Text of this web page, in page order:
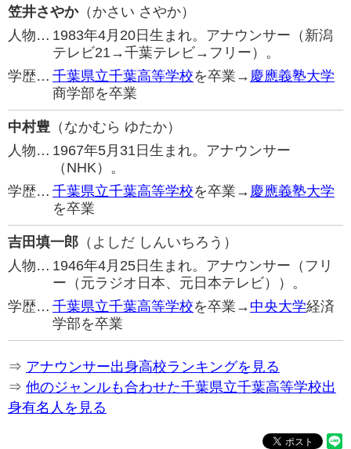
笠井さやか（かさい さやか）
人物… 1983年4月20日生まれ。アナウンサー（新潟
テレビ21→千葉テレビ→フリー）。
学歴… 千葉県立千葉高等学校を卒業→ 慶應義塾大学
商学部を卒業
中村豊 （なかむら ゆたか）
人物… 1967年5月31日生まれ。アナウンサー
（NHK）。
学歴… 千葉県立千葉高等学校を卒業→ 慶應義塾大学
を卒業
吉田填一郎 （よしだ しんいちろう）
人物… 1946年4月25日生まれ。アナウンサー（フリ
ー（元ラジオ日本、元日本テレビ））。
学歴… 千葉県立千葉高等学校を卒業→ 中央大学経済
学部を卒業
⇒ アナウンサー出身高校ランキングを見る
⇒ 他のジャンルも合わせた千葉県立千葉高等学校出
身有名人を見る